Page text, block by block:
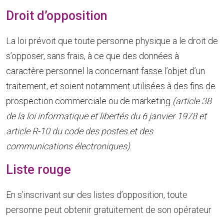
Droit d’opposition
La loi prévoit que toute personne physique a le droit de
s’opposer, sans frais, à ce que des données à
caractère personnel la concernant fasse l’objet d’un
traitement, et soient notamment utilisées à des fins de
prospection commerciale ou de marketing (article 38
de la loi informatique et libertés du 6 janvier 1978 et
article R-10 du code des postes et des
communications électroniques).
Liste rouge
En s’inscrivant sur des listes d’opposition, toute
personne peut obtenir gratuitement de son opérateur